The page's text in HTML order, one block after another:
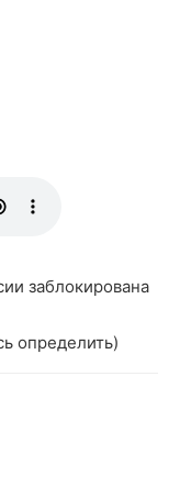
заблокирована
определить)